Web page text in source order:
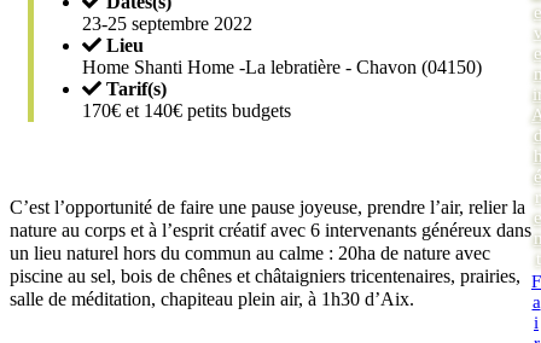
23-25 septembre 2022
Lieu
Home Shanti Home -La lebratière - Chavon (04150)
Tarif(s)
170€ et 140€ petits budgets
C’est l’opportunité de faire une pause joyeuse, prendre l’air, relier la
nature au corps et à l’esprit créatif avec 6 intervenants généreux dans
un lieu naturel hors du commun au calme : 20ha de nature avec
piscine au sel, bois de chênes et châtaigniers tricentenaires, prairies,
salle de méditation, chapiteau plein air, à 1h30 d’Aix.
e
e
é
r
e
t
F
a
i